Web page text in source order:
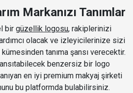
Markanızı Tanımlar
bir güzellik logosu, rakiplerinizi
olacak ve izleyicilerinize sizi
tanıma şansı verecektir.
benzersiz bir logo
en iyi premium makyaj şirketi
bu platformda bulabilirsiniz.